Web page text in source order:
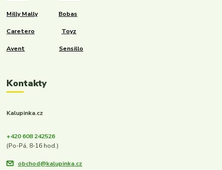
Milly Mally Bobas
Caretero Toyz
Avent Sensillo
Kontakty
Kalupinka.cz
+420 608 242526
(Po-Pá, 8-16 hod.)
obchod@kalupinka.cz